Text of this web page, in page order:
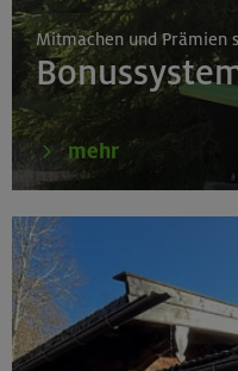
Mitmachen und Prämien
mehr